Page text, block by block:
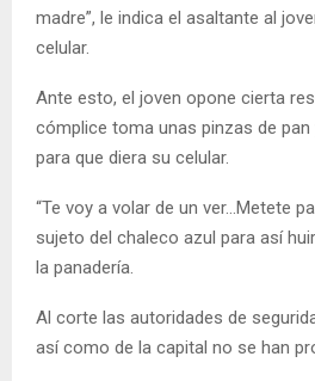
madre”, le indica el asaltante al
celular.
Ante esto, el joven opone cierta
cómplice toma unas pinzas de pan
para que diera su celular.
“Te voy a volar de un ver…Metete
sujeto del chaleco azul para así
la panadería.
Al corte las autoridades de
así como de la capital no se han